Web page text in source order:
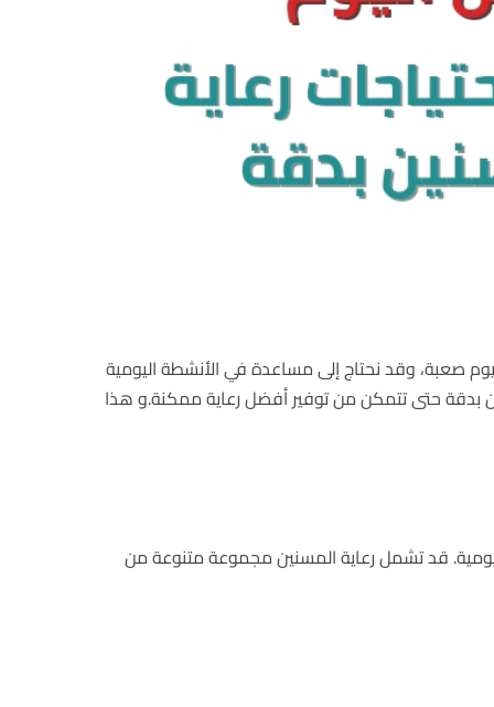
صعبة، وقد نحتاج إلى مساعدة في الأنشطة اليومية
بدقة حتى تتمكن من توفير أفضل رعاية ممكنة.و هذا
قد تشمل رعاية المسنين مجموعة متنوعة من